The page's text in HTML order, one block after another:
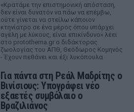
«Κρατάμε την επιστημονική απόσταση,
δεν είναι δυνατόν να πάω να επέμβω,
ούτε γίνεται να στείλω κάποιον
κτηνίατρο σε ένα μέρος όπου υπάρχει
αγέλη με λύκους, είναι επικίνδυνο» λέει
στο protothema.gr ο διδάκτορας
ζωολογίας του ΑΠΘ, Θεόδωρος Κομηνός
- Έχουν πεθάνει και έξι λυκόπουλα
Για πάντα στη Ρεάλ Μαδρίτης ο
Βινίσιους: Υπογράφει νέο
εξαετές συμβόλαιο ο
Βραζιλιάνος